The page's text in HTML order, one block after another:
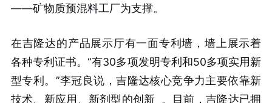
——矿物质预混料工厂为支撑。
在吉隆达的产品展示厅有一面专利墙，墙上展示着
各种专利证书。“有30多项发明专利和50多项实用新
型专利。”李冠良说，吉隆达核心竞争力主要依靠新
技术、新应用、新剂型的创新 。目前，吉隆达已拥